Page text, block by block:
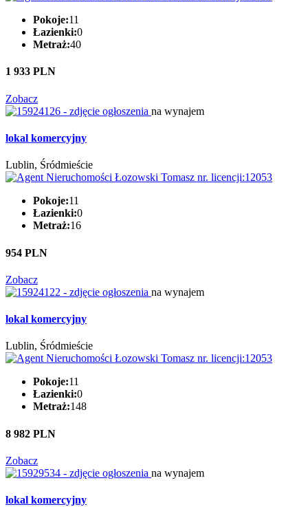
Pokoje:11
Łazienki:0
Metraż:40
1 933 PLN
Zobacz
na wynajem
lokal komercyjny
Lublin, Śródmieście
Pokoje:11
Łazienki:0
Metraż:16
954 PLN
Zobacz
na wynajem
lokal komercyjny
Lublin, Śródmieście
Pokoje:11
Łazienki:0
Metraż:148
8 982 PLN
Zobacz
na wynajem
lokal komercyjny